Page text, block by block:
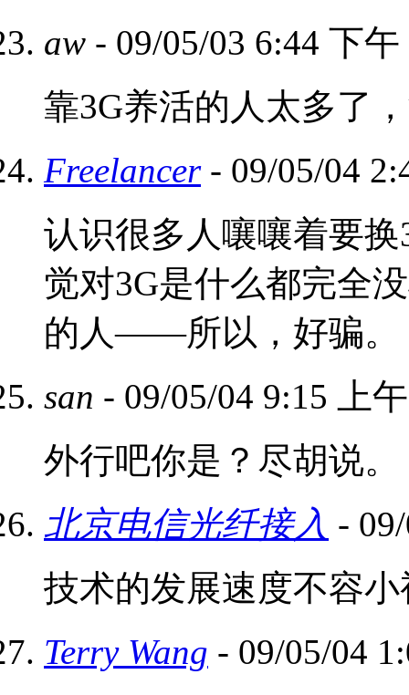
aw - 09/05/03 6:44 下午
靠3G养活的人太多了
Freelancer- 09/05/04
认识很多人嚷嚷着要
觉对3G是什么都完全
的人——所以，好骗。
san - 09/05/04 9:15 上午
外行吧你是？尽胡说。
北京电信光纤接入 -
技术的发展速度不容小
Terry Wang - 09/05/04